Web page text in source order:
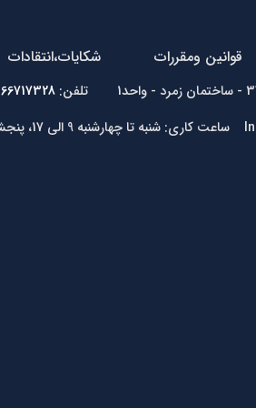
قوانین ومقررات شکایات،انتقادات
66717328-66727433